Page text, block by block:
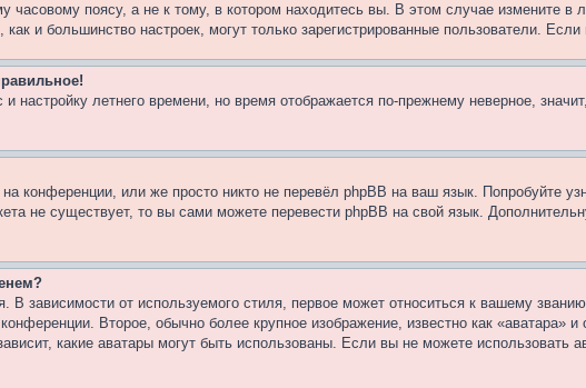
часовому поясу, а не к тому, в котором находитесь вы. В этом случае измените в
и большинство настроек, могут только зарегистрированные пользователи.
настройку летнего времени, но время отображается по-прежнему неверное,
конференции, или же просто никто не перевёл phpBB на ваш язык. Попробуйте
не существует, то вы сами можете перевести phpBB на свой язык.
В зависимости от используемого стиля, первое может относиться к вашему
Второе, обычно более крупное изображение, известно как «аватара»
какие аватары могут быть использованы. Если вы не можете